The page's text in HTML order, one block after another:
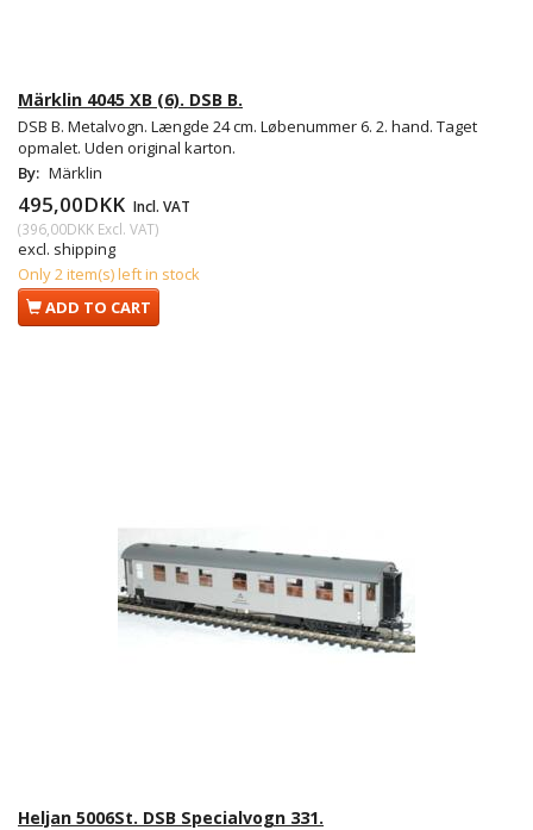
Märklin 4045 XB (6). DSB B.
DSB B. Metalvogn. Længde 24 cm. Løbenummer 6. 2. hand. Taget
opmalet. Uden original karton.
By: Märklin
495,00DKK Incl. VAT
(396,00DKK Excl. VAT)
excl. shipping
Only 2 item(s) left in stock
ADD TO CART
Heljan 5006St. DSB Specialvogn 331.